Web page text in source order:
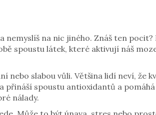
na nic jiného. Znáš ten
spoustu látek, které aktivují náš
nebo slabou vůli. Většina lidí neví, že
přináší spoustu antioxidantů a
nálady.